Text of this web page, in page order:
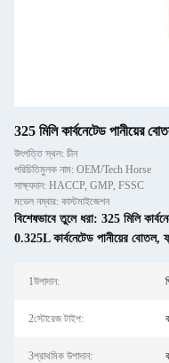
325 মিলি কার্বনেটেড পানীয়ের
উৎপত্তি স্থল: চীন
পরিচিতিমুলক নাম: OEM/Tech Horse
সাক্ষ্যদান: HACCP, GMP, FSSC
মডেল নম্বার: কাস্টমাইজেশন
বিশেষভাবে তুলে ধরা: 325 মিলি
0.325L কার্বনেটেড পানীয়ের বোতল,
1উপাদান:
2স্টোরেজ টাইপ:
3প্রাথমিক উপাদান: